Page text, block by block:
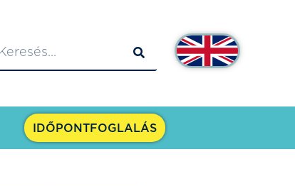
IDŐPONTFOGLALÁS